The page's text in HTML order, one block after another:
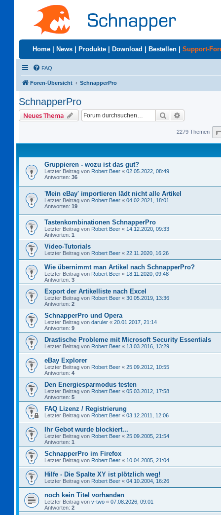
Home News Produkte Download Bestellen Support-
FAQ
Foren-Übersicht SchnapperPro
SchnapperPro
Neues Thema Suche
2279 Themen
Gruppieren - wozu ist das gut?
Letzter Beitrag von Robert Beer « 02.05.2022, 08:49
Antworten: 36
'Mein eBay' importieren lädt nicht alle Artikel
Letzter Beitrag von Robert Beer « 04.02.2021, 18:01
Antworten: 19
Tastenkombinationen SchnapperPro
Letzter Beitrag von Robert Beer « 14.12.2020, 09:33
Antworten: 1
Video-Tutorials
Letzter Beitrag von Robert Beer « 22.11.2020, 16:26
Wie übernimmt man Artikel nach SchnapperPro?
Letzter Beitrag von Robert Beer « 18.11.2020, 09:48
Antworten: 3
Export der Artikelliste nach Excel
Letzter Beitrag von Robert Beer « 30.05.2019, 13:36
Antworten: 2
SchnapperPro und Opera
Letzter Beitrag von daruler « 20.01.2017, 21:14
Antworten: 9
Drastische Probleme mit Microsoft Security Essentials
Letzter Beitrag von Robert Beer « 13.03.2016, 13:29
eBay Explorer
Letzter Beitrag von Robert Beer « 25.09.2012, 10:55
Antworten: 4
Den Energiesparmodus testen
Letzter Beitrag von Robert Beer « 05.03.2012, 17:58
Antworten: 5
FAQ Lizenz / Registrierung
Letzter Beitrag von Robert Beer « 03.12.2011, 12:06
Ihr Gebot wurde blockiert...
Letzter Beitrag von Robert Beer « 25.09.2005, 21:54
Antworten: 1
SchnapperPro im Firefox
Letzter Beitrag von Robert Beer « 10.04.2005, 21:04
Hilfe - Die Spalte XY ist plötzlich weg!
Letzter Beitrag von Robert Beer « 04.10.2004, 16:26
noch kein Titel vorhanden
Letzter Beitrag von v-two « 07.08.2026, 09:01
Antworten: 2